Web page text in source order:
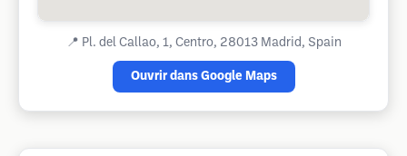
📍 Pl. del Callao, 1, Centro, 28013 Madrid, Spain
Ouvrir dans Google Maps